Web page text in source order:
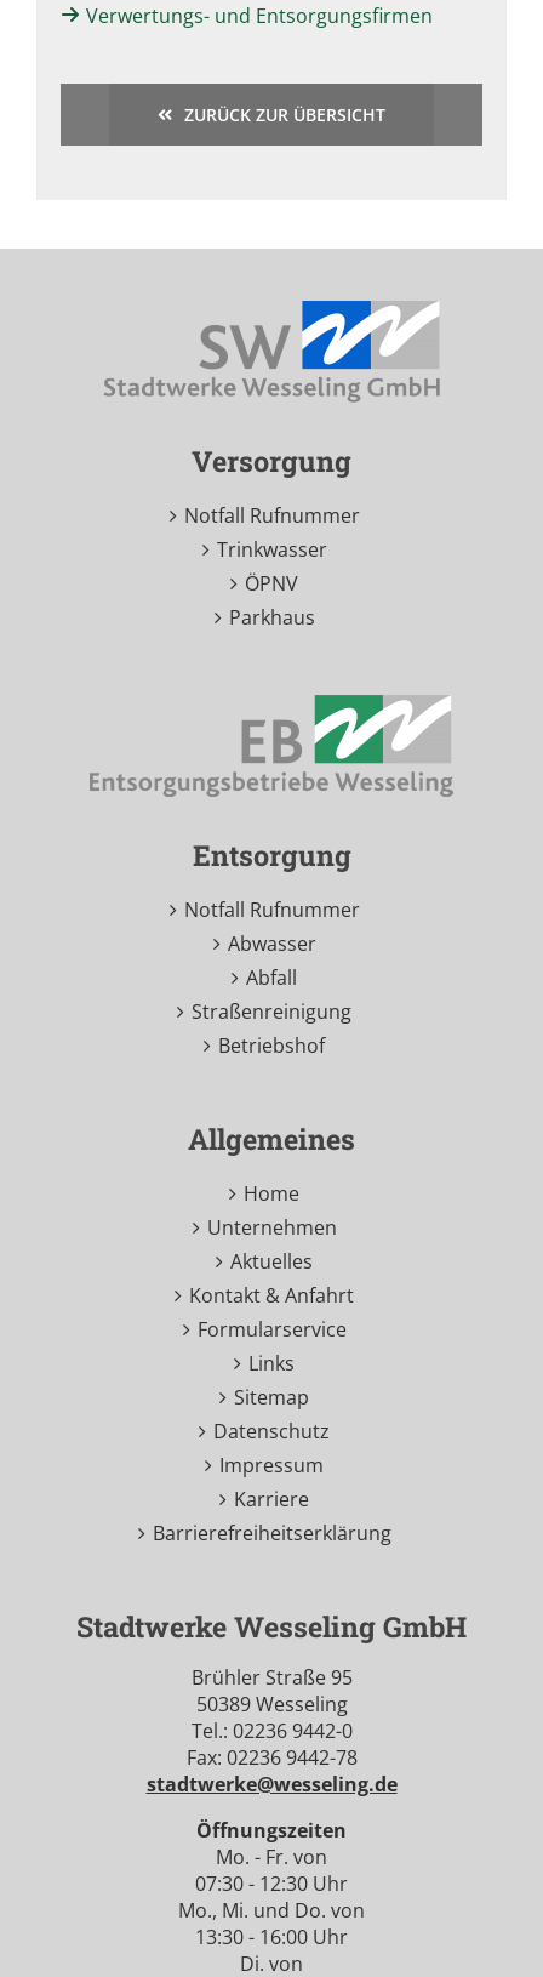
Verwertungs- und Entsorgungsfirmen
ZURÜCK ZUR ÜBERSICHT
Versorgung
Notfall Rufnummer
Trinkwasser
ÖPNV
Parkhaus
Entsorgung
Notfall Rufnummer
Abwasser
Abfall
Straßenreinigung
Betriebshof
Allgemeines
Home
Unternehmen
Aktuelles
Kontakt & Anfahrt
Formularservice
Links
Sitemap
Datenschutz
Impressum
Karriere
Barrierefreiheitserklärung
Stadtwerke Wesseling GmbH
Brühler Straße 95
50389 Wesseling
Tel.: 02236 9442-0
Fax: 02236 9442-78
stadtwerke@wesseling.de
Öffnungszeiten
Mo. - Fr. von
07:30 - 12:30 Uhr
Mo., Mi. und Do. von
13:30 - 16:00 Uhr
Di. von